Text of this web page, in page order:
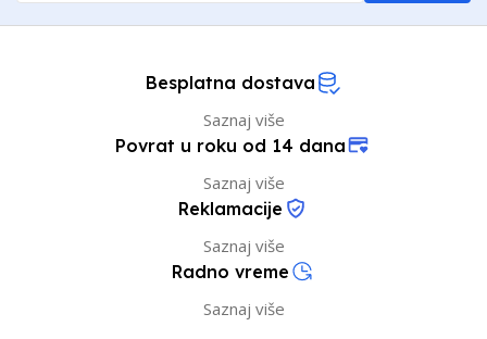
Besplatna dostava
Saznaj više
Povrat u roku od 14 dana
Saznaj više
Reklamacije
Saznaj više
Radno vreme
Saznaj više